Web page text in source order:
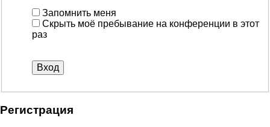
Запомнить меня
Скрыть моё пребывание на конференции в этот
раз
Регистрация